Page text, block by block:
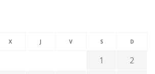
X J V S D
1
2